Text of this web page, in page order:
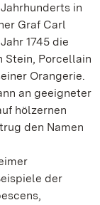
in
Graf Carl
1745 die
Stein, Porcellain
Orangerie.
an geeigneter
hölzernen
den Namen
der